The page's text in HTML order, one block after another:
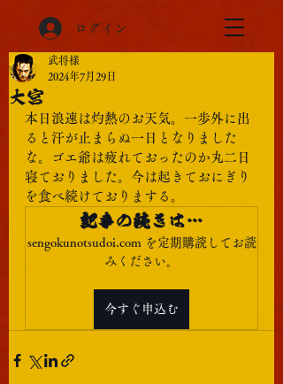
ログイン
大宮
武将様
2024年7月29日
本日浪速は灼熱のお天気。一歩外に出
ると汗が止まらぬ一日となりました
な。ゴエ爺は疲れておったのか丸二日
寝ておりました。今は起きておにぎり
を食べ続けておりまする。
記事の続きは…
sengokunotsudoi.com を定期購読してお読
みください。
今すぐ申込む